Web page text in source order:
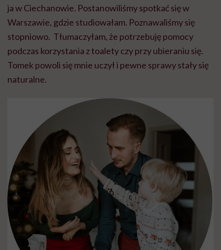
ja w Ciechanowie. Postanowiliśmy spotkać się w
Warszawie, gdzie studiowałam. Poznawaliśmy się
stopniowo. Tłumaczyłam, że potrzebuję pomocy
podczas korzystania z toalety czy przy ubieraniu się.
Tomek powoli się mnie uczył i pewne sprawy stały się
naturalne.